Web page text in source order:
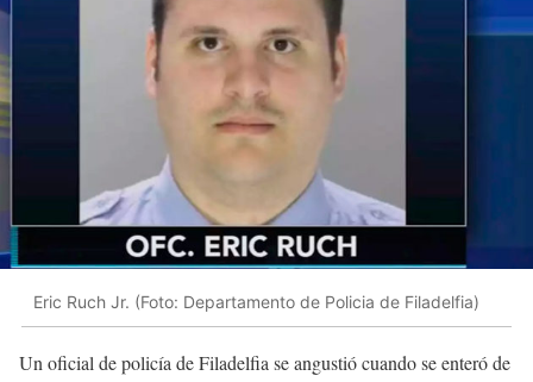
Eric Ruch Jr. (Foto: Departamento de Policia de Filadelfia)
Un oficial de policía de Filadelfia se angustió cuando se enteró de